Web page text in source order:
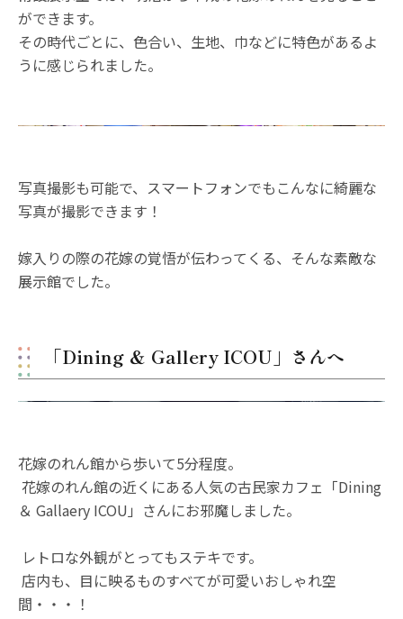
ができます。
その時代ごとに、色合い、生地、巾などに特色があるよ
うに感じられました。
写真撮影も可能で、スマートフォンでもこんなに綺麗な
写真が撮影できます！
嫁入りの際の花嫁の覚悟が伝わってくる、そんな素敵な
展示館でした。
「Dining ＆ Gallery ICOU」さんへ
花嫁のれん館から歩いて5分程度。
花嫁のれん館の近くにある人気の古民家カフェ「Dining
＆ Gallaery ICOU」さんにお邪魔しました。
レトロな外観がとってもステキです。
店内も、目に映るものすべてが可愛いおしゃれ空
間・・・！